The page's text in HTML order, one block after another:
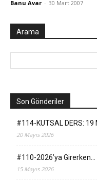
Banu Avar - 30 Mart 2007
Arama
Son Gönderiler
#114-KUTSAL DERS: 19
20 Mayıs 2026
#110-2026’ya Girerken…
15 Mayıs 2026